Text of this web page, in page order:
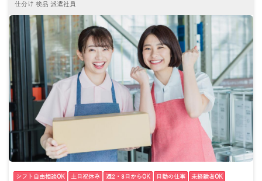
仕分け 検品 派遣社員
シフト自由相談OK 土日祝休み 週2・3日からOK 日勤の仕事 未経験者OK